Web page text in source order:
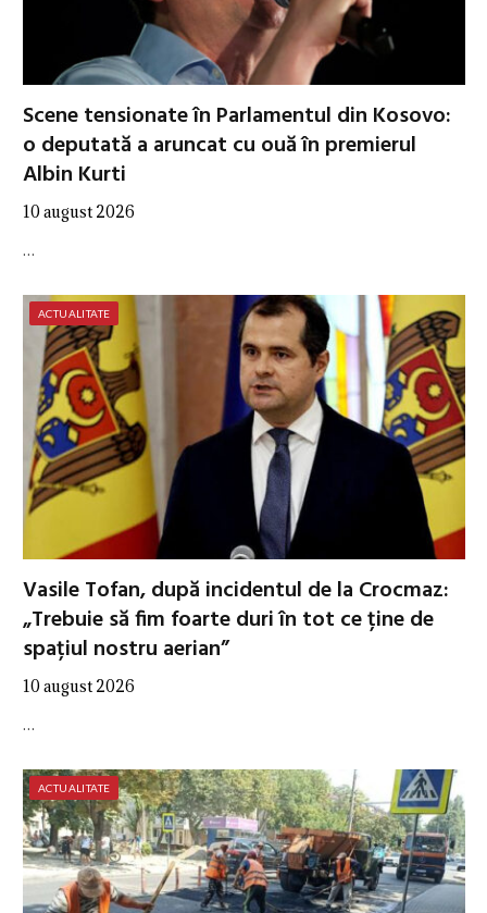
Scene tensionate în Parlamentul din Kosovo:
o deputată a aruncat cu ouă în premierul
Albin Kurti
10 august 2026
…
ACTUALITATE
Vasile Tofan, după incidentul de la Crocmaz:
„Trebuie să fim foarte duri în tot ce ține de
spațiul nostru aerian”
10 august 2026
…
ACTUALITATE